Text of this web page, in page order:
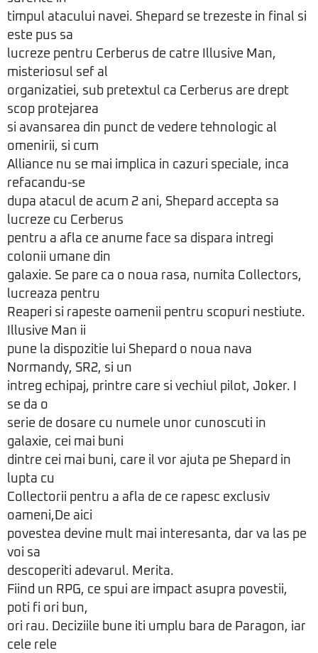
timpul atacului navei. Shepard se trezeste in final si
este pus sa
lucreze pentru Cerberus de catre Illusive Man,
misteriosul sef al
organizatiei, sub pretextul ca Cerberus are drept
scop protejarea
si avansarea din punct de vedere tehnologic al
omenirii, si cum
Alliance nu se mai implica in cazuri speciale, inca
refacandu-se
dupa atacul de acum 2 ani, Shepard accepta sa
lucreze cu Cerberus
pentru a afla ce anume face sa dispara intregi
colonii umane din
galaxie. Se pare ca o noua rasa, numita Collectors,
lucreaza pentru
Reaperi si rapeste oamenii pentru scopuri nestiute.
Illusive Man ii
pune la dispozitie lui Shepard o noua nava
Normandy, SR2, si un
intreg echipaj, printre care si vechiul pilot, Joker. I
se da o
serie de dosare cu numele unor cunoscuti in
galaxie, cei mai buni
dintre cei mai buni, care il vor ajuta pe Shepard in
lupta cu
Collectorii pentru a afla de ce rapesc exclusiv
oameni,De aici
povestea devine mult mai interesanta, dar va las pe
voi sa
descoperiti adevarul. Merita.
Fiind un RPG, ce spui are impact asupra povestii,
poti fi ori bun,
ori rau. Deciziile bune iti umplu bara de Paragon, iar
cele rele